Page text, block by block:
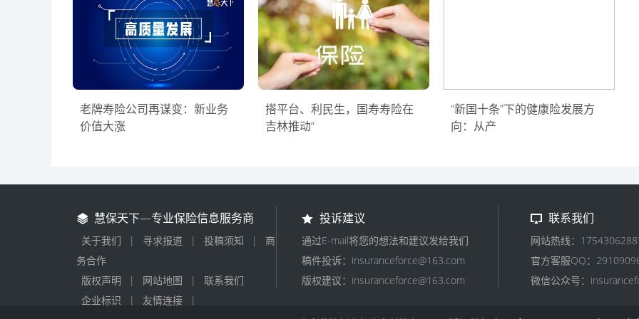
老牌寿险公司再谋变：新业务
价值大涨
搭平台、利民生，国寿寿险在
吉林推动“
“新国十条”下的健康险发展方
向：从产
慧保天下—专业保险信息服务商
关于我们 | 寻求报道 | 投稿须知 |
商
务合作
版权声明
| 网站地图 |
联系我们
企业标识
| 友情连接 |
投诉建议
通过E-mail将您的想法和建议发给我们
稿件投诉：insuranceforce@163.com
版权建议：insuranceforce@163.com
联系我们
网站热线：
官方客服QQ：
微信公众号：